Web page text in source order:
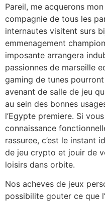
Pareil, me acquerons
compagnie de tous les
internautes visitent surs
emmenagement
imposante arrangera
passionnes de marseille
gaming de tunes
avenant de salle de jeu
au sein des bonnes
l’Egypte premiere. Si
connaissance
rassuree, c’est le instant
de jeu crypto et jouir de
loisirs dans orbite.
Nos acheves de jeux
possibilite gouter ce que